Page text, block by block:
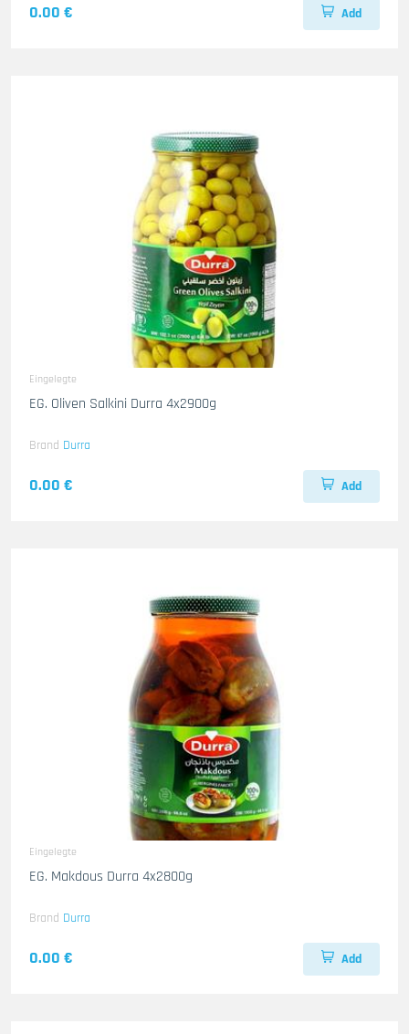
0.00 € Add
Eingelegte
EG. Oliven Salkini Durra 4x2900g
Brand Durra
0.00 € Add
Eingelegte
EG. Makdous Durra 4x2800g
Brand Durra
0.00 € Add